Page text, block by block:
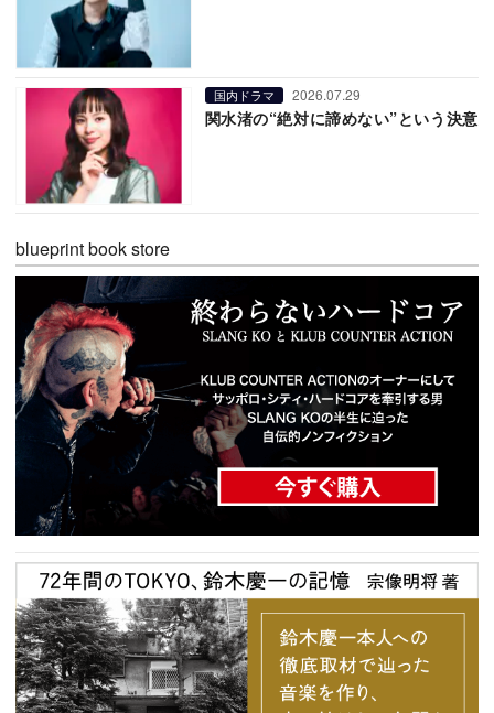
国内ドラマ 2026.07.29
関水渚の“絶対に諦めない”という決意
blueprint book store